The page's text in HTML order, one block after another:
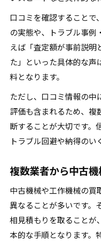
口コミを確認することで
の実態や、トラブル事例
えば「査定額が事前説明
た」といった具体的な
料となります。
ただし、口コミ情報の中
評価も含まれるため、複
断することが大切です。
トラブル回避や納得のい
複数業者から中古
中古機械や工作機械の買
異なることが多いです。
相見積もりを取ることが
本的な手順となります。